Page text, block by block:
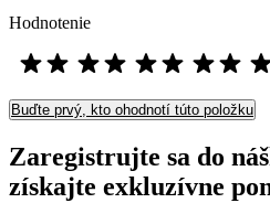
Hodnotenie
Buďte prvý, kto ohodnotí túto položku
Zaregistrujte sa do
získajte exkluzívne